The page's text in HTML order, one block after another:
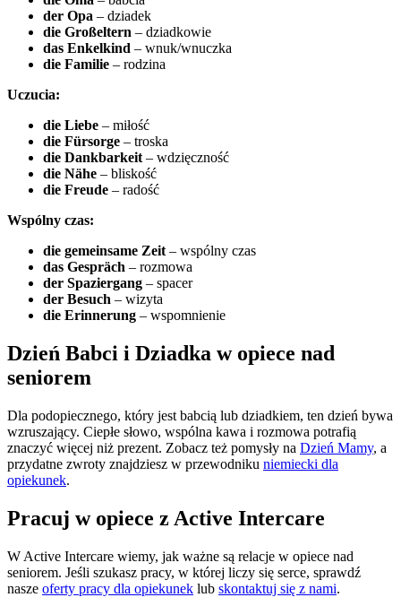
der Opa – dziadek
die Großeltern – dziadkowie
das Enkelkind – wnuk/wnuczka
die Familie – rodzina
Uczucia:
die Liebe – miłość
die Fürsorge – troska
die Dankbarkeit – wdzięczność
die Nähe – bliskość
die Freude – radość
Wspólny czas:
die gemeinsame Zeit – wspólny czas
das Gespräch – rozmowa
der Spaziergang – spacer
der Besuch – wizyta
die Erinnerung – wspomnienie
Dzień Babci i Dziadka w opiece nad
seniorem
Dla podopiecznego, który jest babcią lub dziadkiem, ten dzień bywa
wzruszający. Ciepłe słowo, wspólna kawa i rozmowa potrafią
znaczyć więcej niż prezent. Zobacz też pomysły na Dzień Mamy, a
przydatne zwroty znajdziesz w przewodniku niemiecki dla
opiekunek.
Pracuj w opiece z Active Intercare
W Active Intercare wiemy, jak ważne są relacje w opiece nad
seniorem. Jeśli szukasz pracy, w której liczy się serce, sprawdź
nasze oferty pracy dla opiekunek lub skontaktuj się z nami.